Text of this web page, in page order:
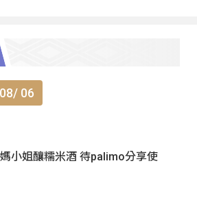
06
小姐釀糯米酒 待palimo分享使